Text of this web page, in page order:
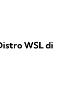
WSL di